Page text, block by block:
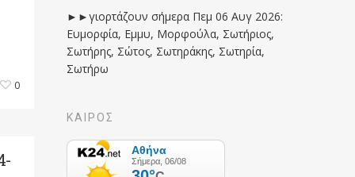
0
►►γιορτάζουν σήμερα Πεμ 06 Αυγ 2026:
Ευμορφία, Εμμυ, Μορφούλα, Σωτήριος,
Σωτήρης, Σώτος, Σωτηράκης, Σωτηρία,
Σωτήρω
ΚΑΙΡΟΣ